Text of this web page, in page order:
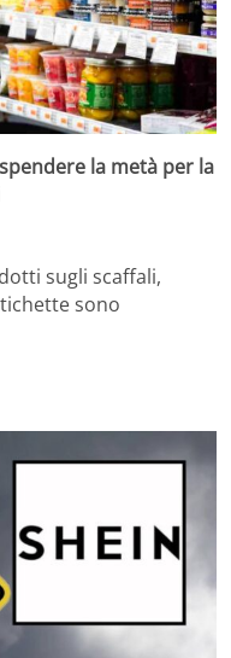
la metà per la
sugli scaffali,
sono